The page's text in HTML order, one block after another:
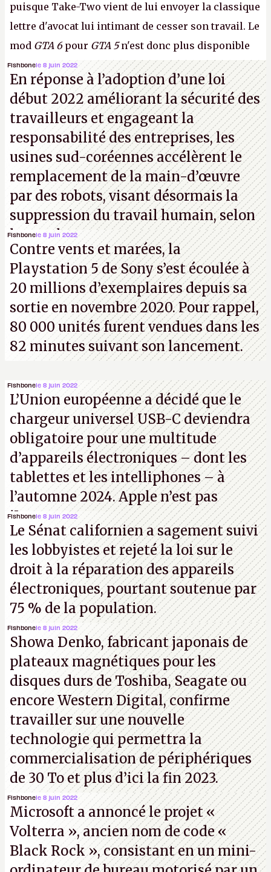
puisque Take-Two vient de lui envoyer la classique
lettre d'avocat lui intimant de cesser son travail. Le
mod GTA 6pour GTA 5n'est donc plus disponible
au téléchargement. Vous pouvez encore en voir
quelques bribes surcette vidéo YouTube.A.
Fishbonele 8 juin 2022
En réponse à l’adoption d’une loi
début 2022 améliorant la sécurité des
travailleurs et engageant la
responsabilité des entreprises, les
usines sud-coréennes accélèrent le
remplacement de la main-d’œuvre
par des robots, visant désormais la
suppression du travail humain, selon
les analystes.
Fishbonele 8 juin 2022
Contre vents et marées, la
Playstation 5 de Sony s’est écoulée à
20 millions d’exemplaires depuis sa
sortie en novembre 2020. Pour rappel,
80 000 unités furent vendues dans les
82 minutes suivant son lancement.
Fishbonele 8 juin 2022
L’Union européenne a décidé que le
chargeur universel USB-C deviendra
obligatoire pour une multitude
d’appareils électroniques – dont les
tablettes et les intelliphones – à
l’automne 2024. Apple n’est pas
iJouasse.
Fishbonele 8 juin 2022
Le Sénat californien a sagement suivi
les lobbyistes et rejeté la loi sur le
droit à la réparation des appareils
électroniques, pourtant soutenue par
75 % de la population.
Fishbonele 8 juin 2022
Showa Denko, fabricant japonais de
plateaux magnétiques pour les
disques durs de Toshiba, Seagate ou
encore Western Digital, confirme
travailler sur une nouvelle
technologie qui permettra la
commercialisation de périphériques
de 30 To et plus d’ici la fin 2023.
Fishbonele 8 juin 2022
Microsoft a annoncé le projet «
Volterra », ancien nom de code «
Black Rock », consistant en un mini-